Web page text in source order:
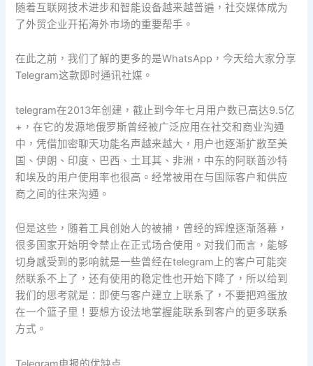
随着互联网技术进步和智能设备越来越普遍，社交媒体成为
了外贸企业开拓海外市场的重要帮手。
在此之前，我们了解的更多的是WhatsApp，今天给大家分享
Telegram这款即时通讯社媒。
telegram在2013年创建，截止到今年七月用户数已高达9.5亿
+，在它的发源地俄罗斯曾经被广泛应用在社交和商业沟通
中，凭借加密聊天功能名声越来越大，用户也逐渐扩散至美
国、伊朗、印度、巴西、土耳其、非洲，中东的阿联酋沙特
和埃及的用户使用率也很高。经常被用在与国际客户和供应
商之间的往来沟通。
但是这些，随着工具创始人的被捕，曾经的辉煌逐渐落幕，
很多国家开始明令禁止在正式场合使用。对我们而言，能够
切身感受到的影响就是一些曾经在telegram上的客户可能突
然联系不上了，还有使用的稳定性也开始下降了，所以给到
我们的思考就是：即使与客户建立上联系了，不要把鸡蛋放
在一个篮子里！要想方设法地掌握能联系到客户的更多联系
方式。